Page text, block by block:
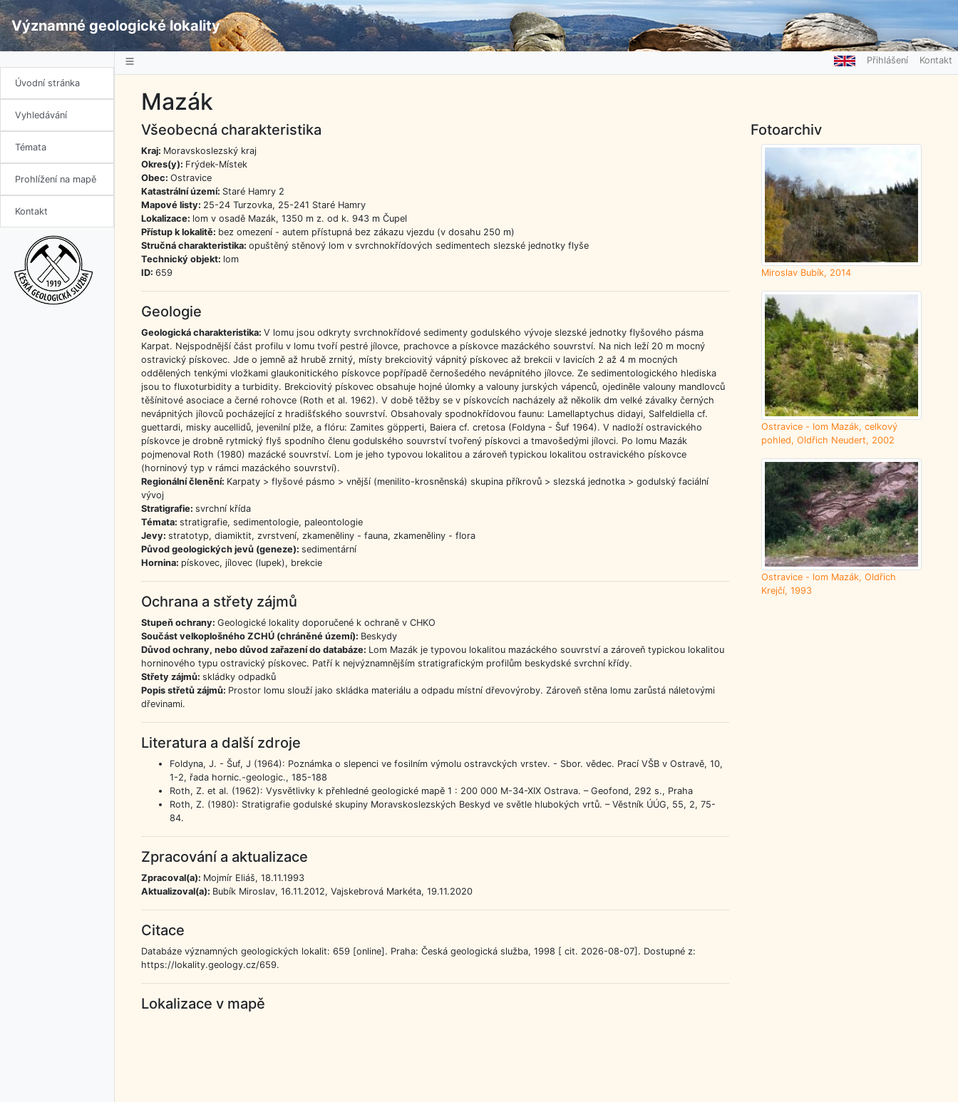
Významné geologické lokality
Úvodní stránka
Vyhledávání
Témata
Prohlížení na mapě
Kontakt
Přihlášení Kontakt
Mazák
Všeobecná charakteristika
Kraj: Moravskoslezský kraj
Okres(y): Frýdek-Místek
Obec: Ostravice
Katastrální území: Staré Hamry 2
Mapové listy: 25-24 Turzovka, 25-241 Staré Hamry
Lokalizace: lom v osadě Mazák, 1350 m z. od k. 943 m Čupel
Přístup k lokalitě: bez omezení - autem přístupná bez zákazu vjezdu (v dosahu 250 m)
Stručná charakteristika: opuštěný stěnový lom v svrchnokřídových sedimentech slezské jednotky flyše
Technický objekt: lom
ID: 659
Geologie
Geologická charakteristika: V lomu jsou odkryty svrchnokřídové sedimenty godulského vývoje slezské jednotky flyšového pásma
Karpat. Nejspodnější část profilu v lomu tvoří pestré jílovce, prachovce a pískovce mazáckého souvrství. Na nich leží 20 m mocný
ostravický pískovec. Jde o jemně až hrubě zrnitý, místy brekciovitý vápnitý pískovec až brekcii v lavicích 2 až 4 m mocných
oddělených tenkými vložkami glaukonitického pískovce popřípadě černošedého nevápnitého jílovce. Ze sedimentologického hlediska
jsou to fluxoturbidity a turbidity. Brekciovitý pískovec obsahuje hojné úlomky a valouny jurských vápenců, ojediněle valouny mandlovců
těšínitové asociace a černé rohovce (Roth et al. 1962). V době těžby se v pískovcích nacházely až několik dm velké závalky černých
nevápnitých jílovců pocházející z hradišťského souvrství. Obsahovaly spodnokřídovou faunu: Lamellaptychus didayi, Salfeldiella cf.
guettardi, misky aucellidů, jevenilní plže, a flóru: Zamites göpperti, Baiera cf. cretosa (Foldyna - Šuf 1964). V nadloží ostravického
pískovce je drobně rytmický flyš spodního členu godulského souvrství tvořený pískovci a tmavošedými jílovci. Po lomu Mazák
pojmenoval Roth (1980) mazácké souvrství. Lom je jeho typovou lokalitou a zároveň typickou lokalitou ostravického pískovce
(horninový typ v rámci mazáckého souvrství).
Regionální členění: Karpaty > flyšové pásmo > vnější (menilito-krosněnská) skupina příkrovů > slezská jednotka > godulský faciální
vývoj
Stratigrafie: svrchní křída
Témata: stratigrafie, sedimentologie, paleontologie
Jevy: stratotyp, diamiktit, zvrstvení, zkameněliny - fauna, zkameněliny - flora
Původ geologických jevů (geneze): sedimentární
Hornina: pískovec, jílovec (lupek), brekcie
Ochrana a střety zájmů
Stupeň ochrany: Geologické lokality doporučené k ochraně v CHKO
Součást velkoplošného ZCHÚ (chráněné území): Beskydy
Důvod ochrany, nebo důvod zařazení do databáze: Lom Mazák je typovou lokalitou mazáckého souvrství a zároveň typickou lokalitou
horninového typu ostravický pískovec. Patří k nejvýznamnějším stratigrafickým profilům beskydské svrchní křídy.
Střety zájmů: skládky odpadků
Popis střetů zájmů: Prostor lomu slouží jako skládka materiálu a odpadu místní dřevovýroby. Zároveň stěna lomu zarůstá náletovými
dřevinami.
Literatura a další zdroje
Foldyna, J. - Šuf, J (1964): Poznámka o slepenci ve fosilním výmolu ostravckých vrstev. - Sbor. vědec. Prací VŠB v Ostravě, 10,
1-2, řada hornic.-geologic., 185-188
Roth, Z. et al. (1962): Vysvětlivky k přehledné geologické mapě 1 : 200 000 M-34-XIX Ostrava. – Geofond, 292 s., Praha
Roth, Z. (1980): Stratigrafie godulské skupiny Moravskoslezských Beskyd ve světle hlubokých vrtů. – Věstník ÚÚG, 55, 2, 75-
84.
Zpracování a aktualizace
Zpracoval(a): Mojmír Eliáš, 18.11.1993
Aktualizoval(a): Bubík Miroslav, 16.11.2012, Vajskebrová Markéta, 19.11.2020
Citace
Databáze významných geologických lokalit: 659 [online]. Praha: Česká geologická služba, 1998 [ cit. 2026-08-07]. Dostupné z:
https://lokality.geology.cz/659.
Lokalizace v mapě
Fotoarchiv
Miroslav Bubík, 2014
Ostravice - lom Mazák, celkový
pohled, Oldřich Neudert, 2002
Ostravice - lom Mazák, Oldřich
Krejčí, 1993